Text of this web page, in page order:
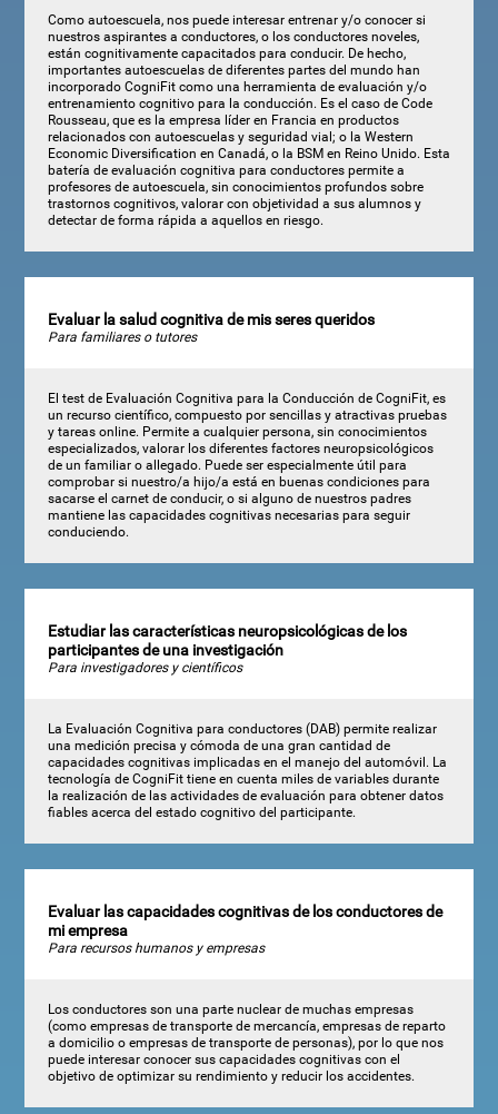
Como autoescuela, nos puede interesar entrenar y/o conocer si
nuestros aspirantes a conductores, o los conductores noveles,
están cognitivamente capacitados para conducir. De hecho,
importantes autoescuelas de diferentes partes del mundo han
incorporado CogniFit como una herramienta de evaluación y/o
entrenamiento cognitivo para la conducción. Es el caso de Code
Rousseau, que es la empresa líder en Francia en productos
relacionados con autoescuelas y seguridad vial; o la Western
Economic Diversification en Canadá, o la BSM en Reino Unido. Esta
batería de evaluación cognitiva para conductores permite a
profesores de autoescuela, sin conocimientos profundos sobre
trastornos cognitivos, valorar con objetividad a sus alumnos y
detectar de forma rápida a aquellos en riesgo.
Evaluar la salud cognitiva de mis seres queridos
Para familiares o tutores
El test de Evaluación Cognitiva para la Conducción de CogniFit, es
un recurso científico, compuesto por sencillas y atractivas pruebas
y tareas online. Permite a cualquier persona, sin conocimientos
especializados, valorar los diferentes factores neuropsicológicos
de un familiar o allegado. Puede ser especialmente útil para
comprobar si nuestro/a hijo/a está en buenas condiciones para
sacarse el carnet de conducir, o si alguno de nuestros padres
mantiene las capacidades cognitivas necesarias para seguir
conduciendo.
Estudiar las características neuropsicológicas de los
participantes de una investigación
Para investigadores y científicos
La Evaluación Cognitiva para conductores (DAB) permite realizar
una medición precisa y cómoda de una gran cantidad de
capacidades cognitivas implicadas en el manejo del automóvil. La
tecnología de CogniFit tiene en cuenta miles de variables durante
la realización de las actividades de evaluación para obtener datos
fiables acerca del estado cognitivo del participante.
Evaluar las capacidades cognitivas de los conductores de
mi empresa
Para recursos humanos y empresas
Los conductores son una parte nuclear de muchas empresas
(como empresas de transporte de mercancía, empresas de reparto
a domicilio o empresas de transporte de personas), por lo que nos
puede interesar conocer sus capacidades cognitivas con el
objetivo de optimizar su rendimiento y reducir los accidentes.